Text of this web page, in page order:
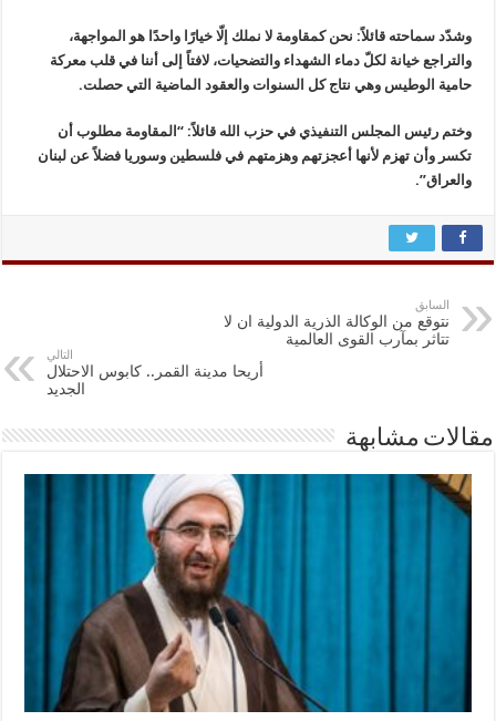
وشدّد سماحته قائلاً: نحن كمقاومة لا نملك إلّا خيارًا واحدًا هو المواجهة،
والتراجع خيانة لكلّ دماء الشهداء والتضحيات، لافتاً إلى أننا في قلب معركة
حامية الوطيس وهي نتاج كل السنوات والعقود الماضية التي حصلت.
وختم رئيس المجلس التنفيذي في حزب الله قائلاً: “المقاومة مطلوب أن
تكسر وأن تهزم لأنها أعجزتهم وهزمتهم في فلسطين وسوريا فضلاً عن لبنان
والعراق”.
السابق
نتوقع من الوكالة الذرية الدولية ان لا
تتاثر بمآرب القوى العالمية
التالي
أريحا مدينة القمر.. كابوس الاحتلال
الجديد
مقالات مشابهة